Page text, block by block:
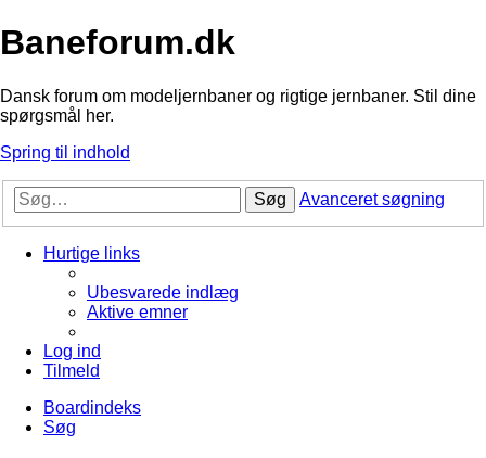
Baneforum.dk
Dansk forum om modeljernbaner og rigtige jernbaner. Stil dine
spørgsmål her.
Spring til indhold
Søg Avanceret søgning
Hurtige links
Ubesvarede indlæg
Aktive emner
Log ind
Tilmeld
Boardindeks
Søg